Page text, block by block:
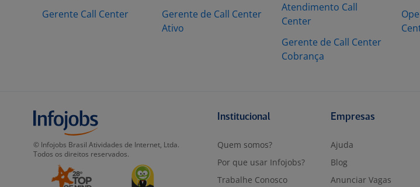
Gerente Call Center
Gerente de Call Center
Ativo
Atendimento Call
Center
Gerente de Call Center
Cobrança
© Infojobs Brasil Atividades de Internet, Ltda.
Todos os direitos reservados.
Institucional
Quem somos?
Por que usar Infojobs?
Trabalhe Conosco
Empresas
Ajuda
Blog
Anunciar Vagas